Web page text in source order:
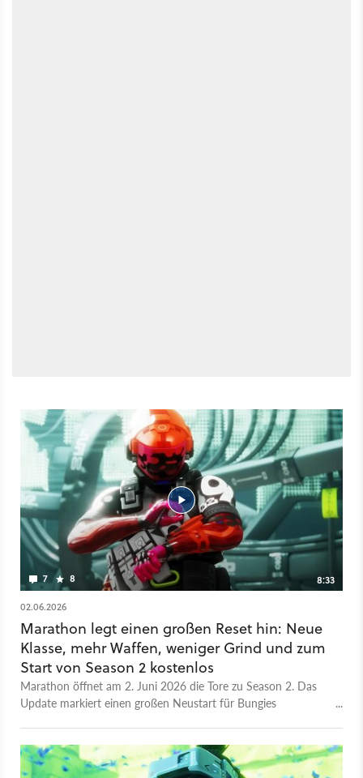
7 8
8:33
02.06.2026
Marathon legt einen großen Reset hin: Neue
Klasse, mehr Waffen, weniger Grind und zum
Start von Season 2 kostenlos
Marathon öffnet am 2. Juni 2026 die Tore zu Season 2. Das
Update markiert einen großen Neustart für Bungies
Düstermoor ins Spiel. Im Fokus stehen Survival-Horror-
Stimmung und neue Licht-Spielmechaniken (Lampen,